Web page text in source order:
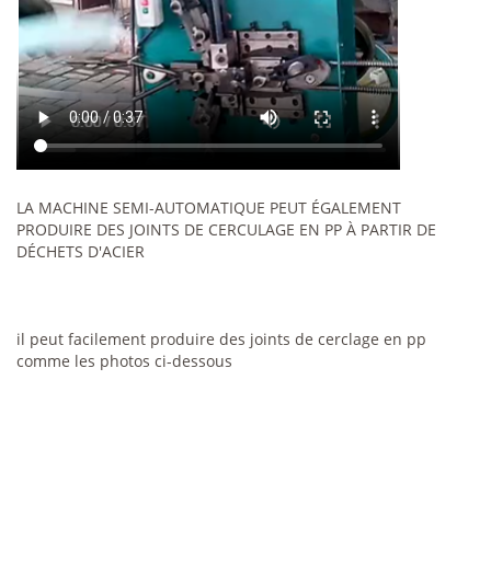
LA MACHINE SEMI-AUTOMATIQUE PEUT ÉGALEMENT
PRODUIRE DES JOINTS DE CERCULAGE EN PP À PARTIR DE
DÉCHETS D'ACIER
il peut facilement produire des joints de cerclage en pp
comme les photos ci-dessous